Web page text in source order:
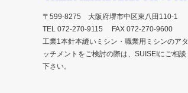
〒599-8275 大阪府堺市中区東八田110-1
TEL 072-270-9115 FAX 072-270-9600
工業1本針本縫いミシン・職業用ミシンのアタ
ッチメントをご検討の際は、SUISEIにご相談
下さい。